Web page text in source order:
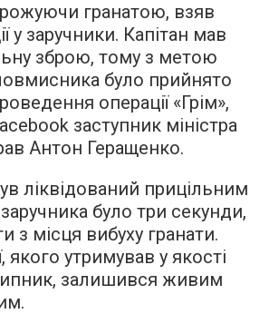
гранатою, взяв
у заручники. Капітан мав
зброю, тому з метою
було прийнято
операції «Грім»,
заступник міністра
Антон Геращенко.
ліквідований прицільним
було три секунди,
з місця вибуху гранати.
якого утримував у якості
залишився живим